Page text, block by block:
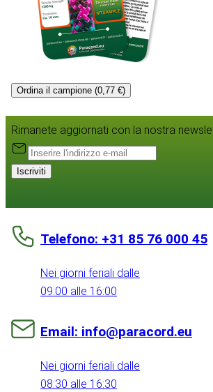
Ordina il campione (0,77 €)
Rimanete aggiornati con la nostra
Iscriviti
Telefono: +31 85 76 000 45
Nei giorni feriali dalle
09:00 alle 16:00
Email: info@paracord.eu
Nei giorni feriali dalle
08:30 alle 16:30